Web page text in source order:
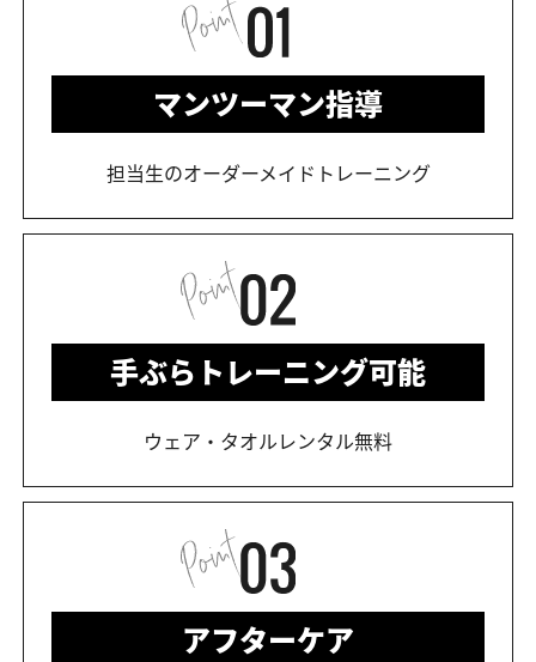
マンツーマン指導
担当生のオーダーメイドトレーニング
手ぶらトレーニング可能
ウェア・タオルレンタル無料
アフターケア